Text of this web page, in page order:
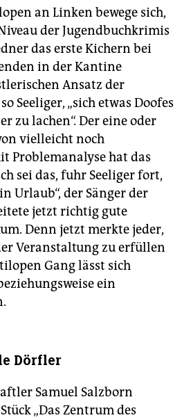
an Linken bewege sich,
der Jugendbuchkrimis
das erste Kichern bei
in der Kantine
Ansatz der
Seeliger, „sich etwas Doofes
zu lachen“. Der eine oder
vielleicht noch
Problemanalyse hat das
sei das, fuhr Seeliger fort,
Urlaub“, der Sänger der
jetzt richtig gute
Denn jetzt merkte jeder,
Veranstaltung zu erfüllen
Gang lässt sich
ein
Dörfler
Samuel Salzborn
„Das Zentrum des